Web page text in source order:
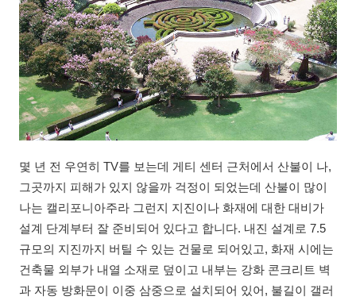
몇 년 전 우연히 TV를 보는데 게티 센터 근처에서 산불이 나,
그곳까지 피해가 있지 않을까 걱정이 되었는데 산불이 많이
나는 캘리포니아주라 그런지 지진이나 화재에 대한 대비가
설계 단계부터 잘 준비되어 있다고 합니다. 내진 설계로 7.5
규모의 지진까지 버틸 수 있는 건물로 되어있고, 화재 시에는
건축물 외부가 내열 소재로 덮이고 내부는 강화 콘크리트 벽
과 자동 방화문이 이중 삼중으로 설치되어 있어, 불길이 갤러